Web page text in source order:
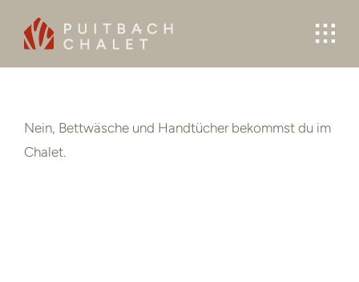
Nein, Bettwäsche und Handtücher bekommst du im
Chalet.